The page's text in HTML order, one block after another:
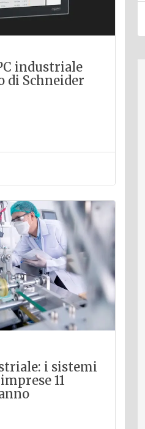
industriale
di Schneider
i sistemi
11